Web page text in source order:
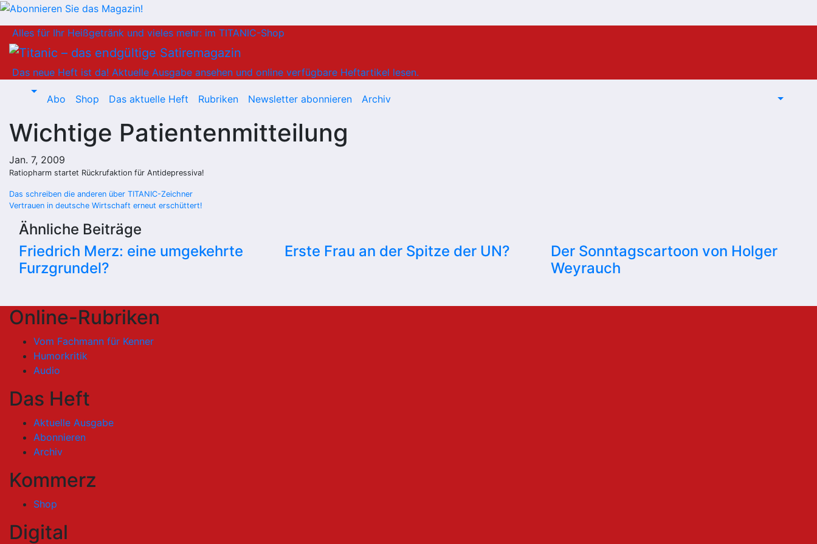
Inhalt
springen
Alles für Ihr Heißgetränk und vieles mehr: im TITANIC-Shop
Das neue Heft ist da! Aktuelle Ausgabe ansehen und online verfügbare Heftartikel lesen.
Abo Shop Das aktuelle Heft Rubriken Newsletter abonnieren Archiv
Wichtige Patientenmitteilung
Jan. 7, 2009
Ratiopharm startet Rückrufaktion für Antidepressiva!
Beitragsnavigation
Das schreiben die anderen über TITANIC-Zeichner
Vertrauen in deutsche Wirtschaft erneut erschüttert!
Ähnliche Beiträge
Friedrich Merz: eine umgekehrte
Furzgrundel?
Erste Frau an der Spitze der UN?
Der Sonntagscartoon von Holger
Weyrauch
Online-Rubriken
Vom Fachmann für Kenner
Humorkritik
Audio
Das Heft
Aktuelle Ausgabe
Abonnieren
Archiv
Kommerz
Shop
Digital